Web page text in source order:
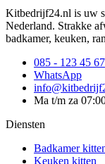
Kitbedrijf24.nl is uw
Nederland. Strakke
badkamer, keuken,
085 - 123 45 67
WhatsApp
Ma t/m za
Diensten
Badkamer
Keuken kitten